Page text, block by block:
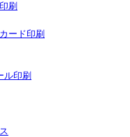
刷
ード印刷
ル印刷